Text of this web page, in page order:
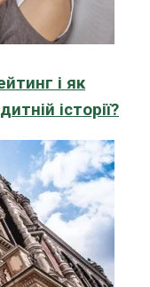
і як
історії?